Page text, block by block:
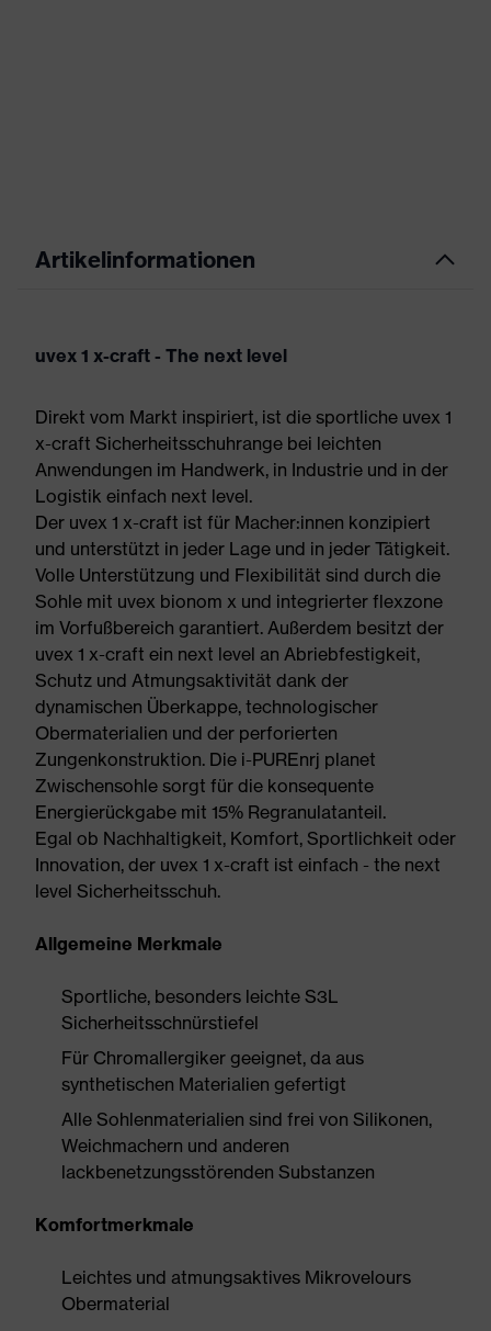
Artikelinformationen
uvex 1 x-craft - The next level
Direkt vom Markt inspiriert, ist die sportliche uvex 1
x-craft Sicherheitsschuhrange bei leichten
Anwendungen im Handwerk, in Industrie und in der
Logistik einfach next level.
Der uvex 1 x-craft ist für Macher:innen konzipiert
und unterstützt in jeder Lage und in jeder Tätigkeit.
Volle Unterstützung und Flexibilität sind durch die
Sohle mit uvex bionom x und integrierter flexzone
im Vorfußbereich garantiert. Außerdem besitzt der
uvex 1 x-craft ein next level an Abriebfestigkeit,
Schutz und Atmungsaktivität dank der
dynamischen Überkappe, technologischer
Obermaterialien und der perforierten
Zungenkonstruktion. Die i-PUREnrj planet
Zwischensohle sorgt für die konsequente
Energierückgabe mit 15% Regranulatanteil.
Egal ob Nachhaltigkeit, Komfort, Sportlichkeit oder
Innovation, der uvex 1 x-craft ist einfach - the next
level Sicherheitsschuh.
Allgemeine Merkmale
Sportliche, besonders leichte S3L
Sicherheitsschnürstiefel
Für Chromallergiker geeignet, da aus
synthetischen Materialien gefertigt
Alle Sohlenmaterialien sind frei von Silikonen,
Weichmachern und anderen
lackbenetzungsstörenden Substanzen
Komfortmerkmale
Leichtes und atmungsaktives Mikrovelours
Obermaterial